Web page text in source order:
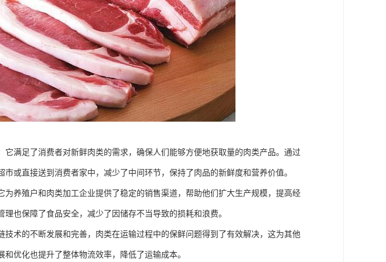
满足了消费者对新鲜肉类的需求，确保人们能够方便地获取量的肉类产品。通过
或直接送到消费者家中，减少了中间环节，保持了肉品的新鲜度和营养价值。
养殖户和肉类加工企业提供了稳定的销售渠道，帮助他们扩大生产规模，提高经
也保障了食品安全，减少了因储存不当导致的损耗和浪费。
术的不断发展和完善，肉类在运输过程中的保鲜问题得到了有效解决，这为其他
优化也提升了整体物流效率，降低了运输成本。